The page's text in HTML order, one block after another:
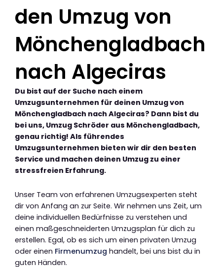
den Umzug von
Mönchengladbach
nach Algeciras
Du bist auf der Suche nach einem
Umzugsunternehmen für deinen Umzug von
Mönchengladbach nach Algeciras? Dann bist du
bei uns, Umzug Schröder aus Mönchengladbach,
genau richtig! Als führendes
Umzugsunternehmen bieten wir dir den besten
Service und machen deinen Umzug zu einer
stressfreien Erfahrung.
Unser Team von erfahrenen Umzugsexperten steht
dir von Anfang an zur Seite. Wir nehmen uns Zeit, um
deine individuellen Bedürfnisse zu verstehen und
einen maßgeschneiderten Umzugsplan für dich zu
erstellen. Egal, ob es sich um einen privaten Umzug
oder einen Firmenumzug handelt, bei uns bist du in
guten Händen.